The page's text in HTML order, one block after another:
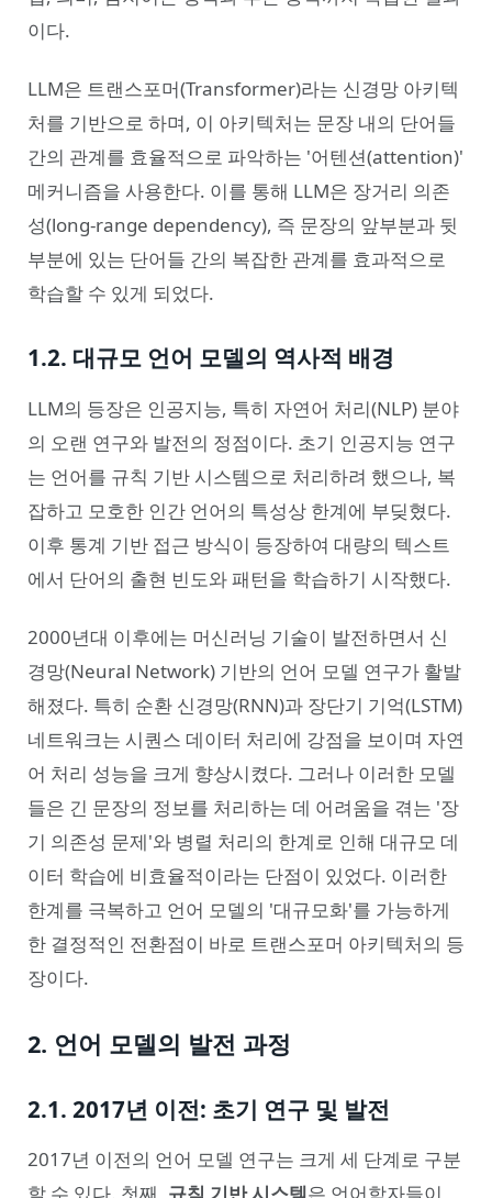
이다.
LLM은 트랜스포머(Transformer)라는 신경망 아키텍
처를 기반으로 하며, 이 아키텍처는 문장 내의 단어들
간의 관계를 효율적으로 파악하는 '어텐션(attention)'
메커니즘을 사용한다. 이를 통해 LLM은 장거리 의존
성(long-range dependency), 즉 문장의 앞부분과 뒷
부분에 있는 단어들 간의 복잡한 관계를 효과적으로
학습할 수 있게 되었다.
1.2. 대규모 언어 모델의 역사적 배경
LLM의 등장은 인공지능, 특히 자연어 처리(NLP) 분야
의 오랜 연구와 발전의 정점이다. 초기 인공지능 연구
는 언어를 규칙 기반 시스템으로 처리하려 했으나, 복
잡하고 모호한 인간 언어의 특성상 한계에 부딪혔다.
이후 통계 기반 접근 방식이 등장하여 대량의 텍스트
에서 단어의 출현 빈도와 패턴을 학습하기 시작했다.
2000년대 이후에는 머신러닝 기술이 발전하면서 신
경망(Neural Network) 기반의 언어 모델 연구가 활발
해졌다. 특히 순환 신경망(RNN)과 장단기 기억(LSTM)
네트워크는 시퀀스 데이터 처리에 강점을 보이며 자연
어 처리 성능을 크게 향상시켰다. 그러나 이러한 모델
들은 긴 문장의 정보를 처리하는 데 어려움을 겪는 '장
기 의존성 문제'와 병렬 처리의 한계로 인해 대규모 데
이터 학습에 비효율적이라는 단점이 있었다. 이러한
한계를 극복하고 언어 모델의 '대규모화'를 가능하게
한 결정적인 전환점이 바로 트랜스포머 아키텍처의 등
장이다.
2. 언어 모델의 발전 과정
2.1. 2017년 이전: 초기 연구 및 발전
2017년 이전의 언어 모델 연구는 크게 세 단계로 구분